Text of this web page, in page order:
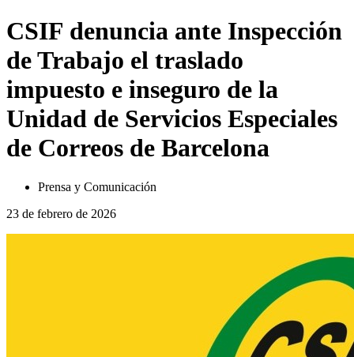
CSIF denuncia ante Inspección
de Trabajo el traslado
impuesto e inseguro de la
Unidad de Servicios Especiales
de Correos de Barcelona
Prensa y Comunicación
23 de febrero de 2026